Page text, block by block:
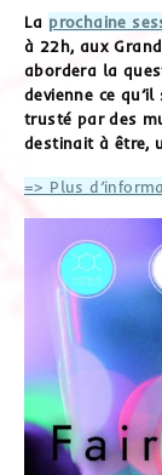
La prochaine
à 22h, aux
abordera la
devienne ce
trusté par des
destinait à être,
=> Plus